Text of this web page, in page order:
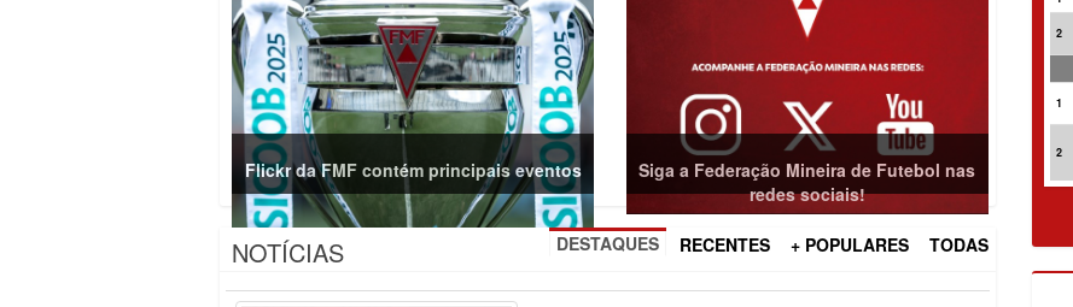
Flickr da FMF contém principais eventos
Siga a Federação Mineira de Futebol nas
redes sociais!
TODAS
+ POPULARES
RECENTES
DESTAQUES
NOTÍCIAS
2
1
2